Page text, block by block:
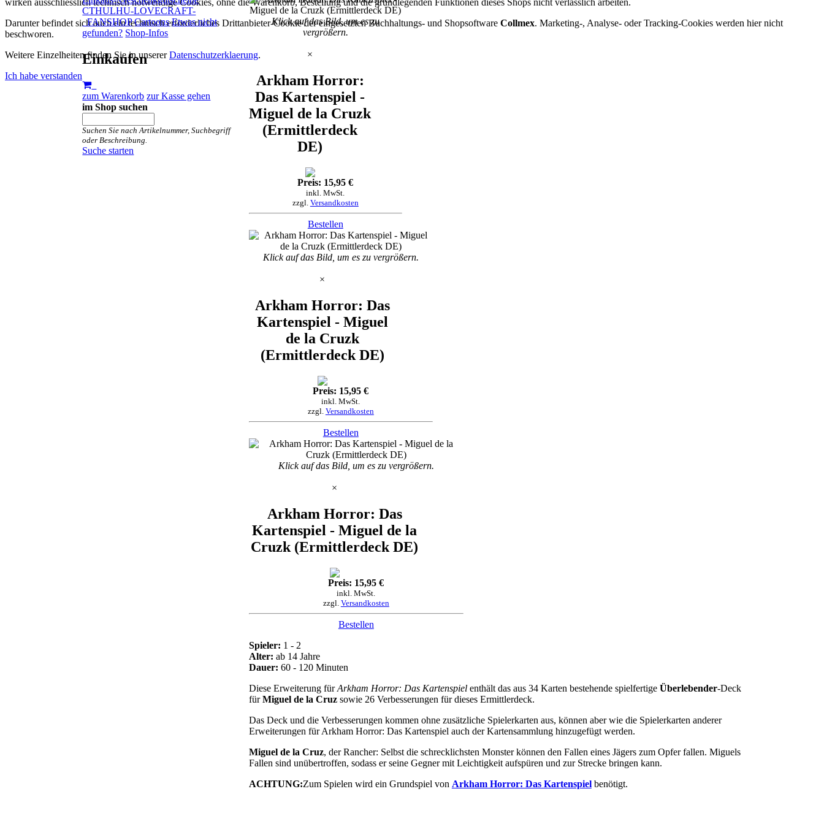
CTHULHU-LOVECRAFT-
FANSHOP Cartoons Etwas nicht
gefunden? Shop-Infos
Einkaufen
zum Warenkorb zur Kasse gehen
im Shop suchen
Suchen Sie nach Artikelnummer, Suchbegriff
oder Beschreibung.
Suche starten
Klick auf das Bild, um es zu
vergrößern.
×
Arkham Horror:
Das Kartenspiel -
Miguel de la Cruzk
(Ermittlerdeck
DE)
Preis: 15,95 €
inkl. MwSt.
zzgl. Versandkosten
Bestellen
Klick auf das Bild, um es zu vergrößern.
×
Arkham Horror: Das
Kartenspiel - Miguel
de la Cruzk
(Ermittlerdeck DE)
Preis: 15,95 €
inkl. MwSt.
zzgl. Versandkosten
Bestellen
Klick auf das Bild, um es zu vergrößern.
×
Arkham Horror: Das
Kartenspiel - Miguel de la
Cruzk (Ermittlerdeck DE)
Preis: 15,95 €
inkl. MwSt.
zzgl. Versandkosten
Bestellen
Spieler: 1 - 2
Alter: ab 14 Jahre
Dauer: 60 - 120 Minuten
Diese Erweiterung fürArkham Horror: Das Kartenspielenthält das aus 34 Karten bestehende spielfertige Überlebender-Deck
fürMiguel de la Cruzsowie 26 Verbesserungen für dieses Ermittlerdeck.
Das Deck und die Verbesserungen kommen ohne zusätzliche Spielerkarten aus, können aber wie die Spielerkarten anderer
Erweiterungen für Arkham Horror: Das Kartenspiel auch der Kartensammlung hinzugefügt werden.
Miguel de la Cruz, der Rancher: Selbst die schrecklichsten Monster können den Fallen eines Jägers zum Opfer fallen. Miguels
Fallen sind unübertroffen, sodass er seine Gegner mit Leichtigkeit aufspüren und zur Strecke bringen kann.
ACHTUNG:Zum Spielen wird ein Grundspiel von Arkham Horror: Das Kartenspielbenötigt.
wirken ausschliesslich technisch notwendige Cookies, ohne die Warenkorb, Bestellung und die grundlegenden Funktionen dieses Shops nicht verlässlich arbeiten.
Darunter befindet sich auch ein technisch erforderliches Drittanbieter-Cookie der eingesetzten Buchhaltungs- und Shopsoftware Collmex. Marketing-, Analyse- oder Tracking-Cookies werden hier nicht
beschworen.
Weitere Einzelheiten finden Sie in unsererDatenschutzerklaerung.
Ich habe verstanden